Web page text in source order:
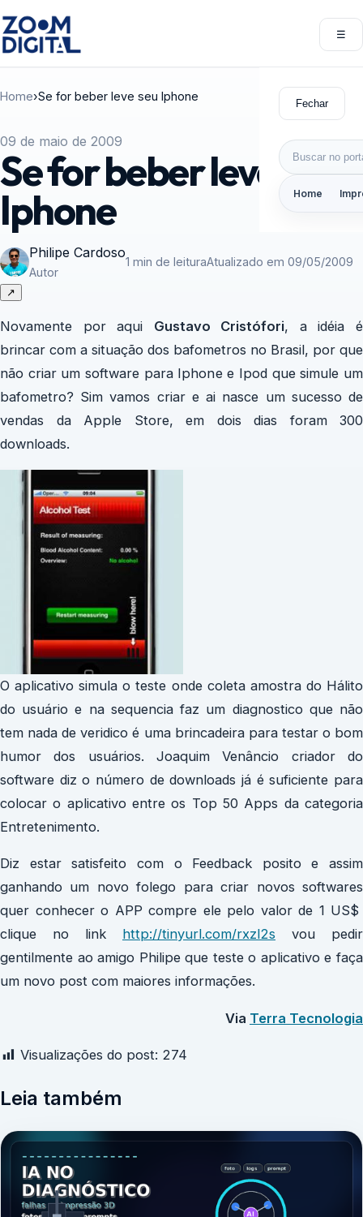
☰
Fechar
Buscar por:
Home
Home›Se for beber leve seu Iphone
09 de maio de 2009
Se for beber leve seu
Iphone
Philipe Cardoso
Autor
1 min de leituraAtualizado em 09/05/2009
↗
Novamente por aqui Gustavo Cristófori, a idéia é
brincar com a situação dos bafometros no Brasil, por que
não criar um software para Iphone e Ipod que simule um
bafometro? Sim vamos criar e ai nasce um sucesso de
vendas da Apple Store, em dois dias foram 300
downloads.
O aplicativo simula o teste onde coleta amostra do Hálito
do usuário e na sequencia faz um diagnostico que não
tem nada de veridico é uma brincadeira para testar o bom
humor dos usuários. Joaquim Venâncio criador do
software diz o número de downloads já é suficiente para
colocar o aplicativo entre os Top 50 Apps da categoria
Entretenimento.
Diz estar satisfeito com o Feedback posito e assim
ganhando um novo folego para criar novos softwares
quer conhecer o APP compre ele pelo valor de 1 US$
clique no link http://tinyurl.com/rxzl2s vou pedir
gentilmente ao amigo Philipe que teste o aplicativo e faça
um novo post com maiores informações.
Via Terra Tecnologia
Visualizações do post: 274
Leia também